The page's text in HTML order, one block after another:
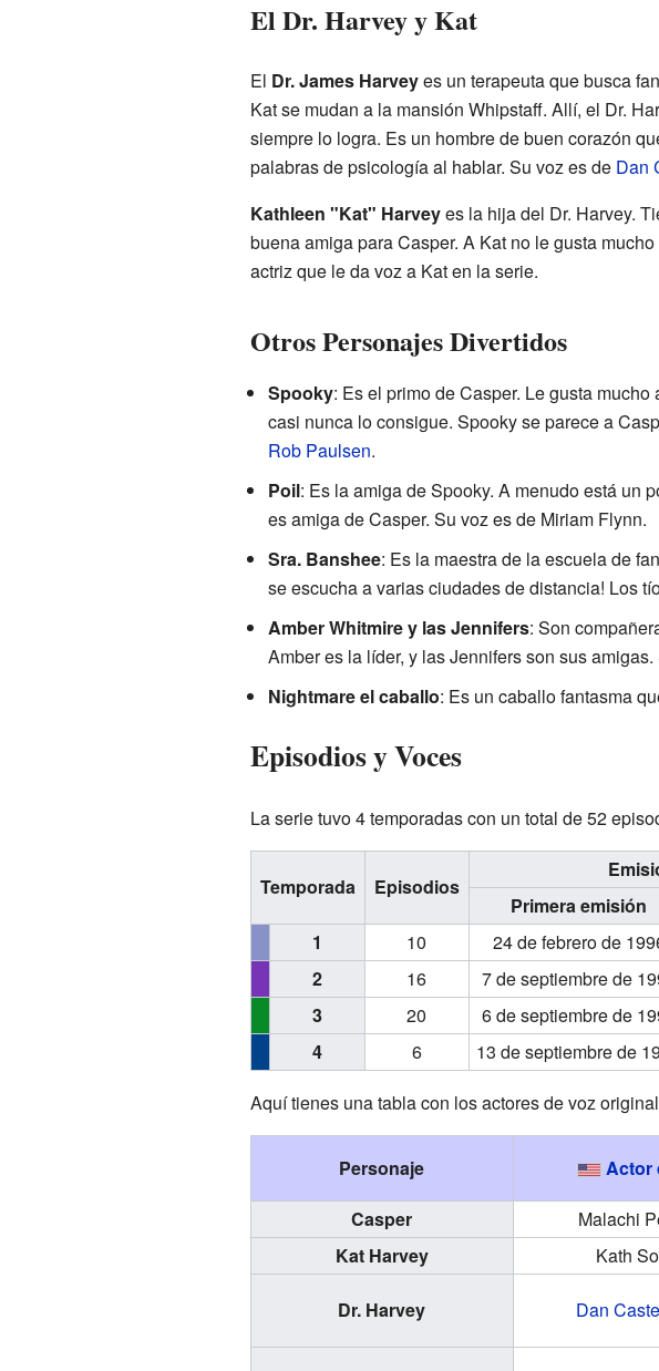
El Dr. Harvey y Kat
El Dr. James Harveyes un terapeuta que busca
Kat se mudan a la mansión Whipstaff. Allí, el Dr.
siempre lo logra. Es un hombre de buen corazón
palabras de psicología al hablar. Su voz es de Dan
Kathleen "Kat" Harveyes la hija del Dr. Harvey.
buena amiga para Casper. A Kat no le gusta
actriz que le da voz a Kat en la serie.
Otros Personajes Divertidos
Spooky: Es el primo de Casper. Le gusta
casi nunca lo consigue. Spooky se parece a
Rob Paulsen.
Poil: Es la amiga de Spooky. A menudo está un
es amiga de Casper. Su voz es de Miriam Flynn.
Sra. Banshee: Es la maestra de la escuela de
se escucha a varias ciudades de distancia! Los
Amber Whitmire y las Jennifers: Son
Amber es la líder, y las Jennifers son sus
Nightmare el caballo: Es un caballo fantasma
Episodios y Voces
La serie tuvo 4 temporadas con un total de 52
Temporada Episodios
Primera emisión
1
10 24 de febrero de
2
16 7 de septiembre de
3
20 6 de septiembre de
4
6 13 de septiembre de
Aquí tienes una tabla con los actores de voz
Personaje Actor
Casper
Malachi
Kat Harvey
Kath
Dr. Harvey Dan